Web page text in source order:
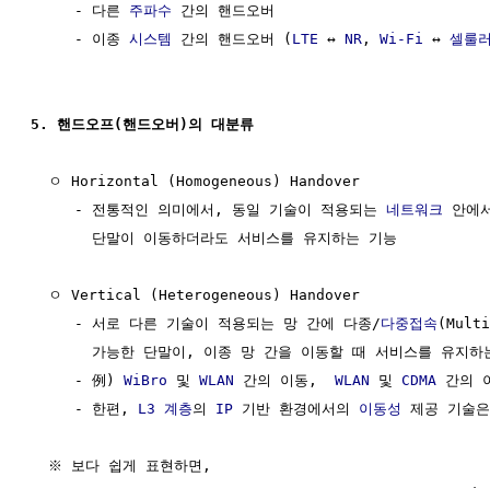
     - 다른
주파수 간의 핸드오버
     - 이종
시스템 간의 핸드오버 ( LTE ↔ NR , Wi-Fi ↔ 셀룰
5. 핸드오프(핸드오버)의 대분류
  ㅇ Horizontal (Homogeneous) Handover
     - 전통적인 의미에서, 동일 기술이 적용되는
네트워크
안에
       단말이 이동하더라도 서비스를 유지하는 기능
  ㅇ Vertical (Heterogeneous) Handover
     - 서로 다른 기술이 적용되는 망 간에 다종/
다중접속
가능한 단말이, 이종 망 간을 이동할 때 서비스를 유지
     - 例)
WiBro 및 WLAN 간의 이동, WLAN 및 CDMA 간의
     - 한편,
L3 계층의 IP 기반 환경에서의 이동성 제공 기
  ※ 보다 쉽게 표현하면,